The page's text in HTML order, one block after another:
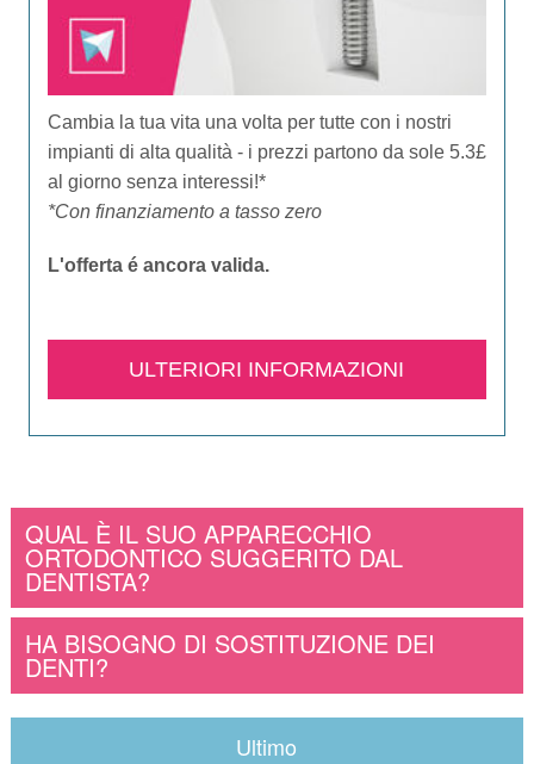
Cambia la tua vita una volta per tutte con i nostri
impianti di alta qualità - i prezzi partono da sole 5.3£
al giorno senza interessi!*
*Con finanziamento a tasso zero
L'offerta é ancora valida.​
ULTERIORI INFORMAZIONI
QUAL È IL SUO APPARECCHIO
ORTODONTICO SUGGERITO DAL
DENTISTA?
HA BISOGNO DI SOSTITUZIONE DEI
DENTI?
Ultimo